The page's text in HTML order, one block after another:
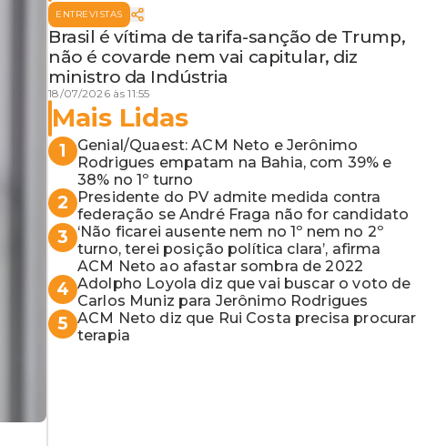
ENTREVISTAS
Brasil é vítima de tarifa-sanção de Trump,
não é covarde nem vai capitular, diz
ministro da Indústria
18/07/2026 às 11:55
Mais Lidas
1
Genial/Quaest: ACM Neto e Jerônimo
Rodrigues empatam na Bahia, com 39% e
38% no 1º turno
2
Presidente do PV admite medida contra
federação se André Fraga não for candidato
3
‘Não ficarei ausente nem no 1º nem no 2º
turno, terei posição política clara’, afirma
ACM Neto ao afastar sombra de 2022
4 Adolpho Loyola diz que vai buscar o voto de
Carlos Muniz para Jerônimo Rodrigues
5 ACM Neto diz que Rui Costa precisa procurar
terapia